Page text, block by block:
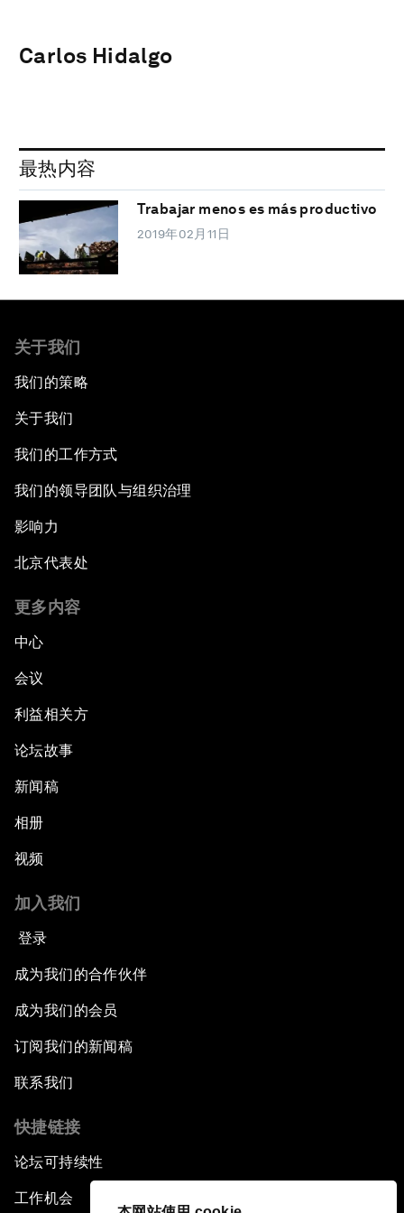
Carlos Hidalgo
最热内容
Trabajar menos es más productivo
2019年02月11日
关于我们
我们的策略
关于我们
我们的工作方式
我们的领导团队与组织治理
影响力
北京代表处
更多内容
中心
会议
利益相关方
论坛故事
新闻稿
相册
视频
加入我们
登录
成为我们的合作伙伴
成为我们的会员
订阅我们的新闻稿
联系我们
快捷链接
论坛可持续性
工作机会